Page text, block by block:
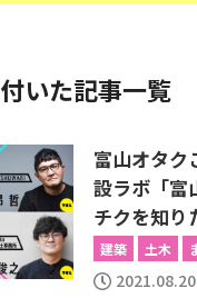
いた記事一覧
富山オタ
設ラボ「富
チクを知り
建築 土木
2021.08.20